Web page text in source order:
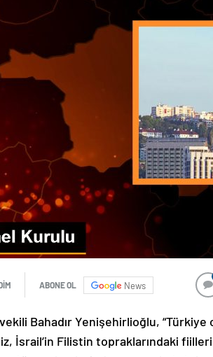
ABONE OL News
Bahadır Yenişehirlioğlu, “Türkiye
İsrail’in Filistin topraklarındaki